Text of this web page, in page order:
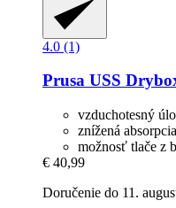
4.0 (1)
Prusa USS
vzduchotesný
znížená
možnosť tlače z
€ 40,99
Doručenie do 11.